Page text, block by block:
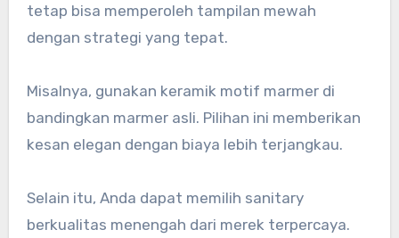
tetap bisa memperoleh tampilan mewah
dengan strategi yang tepat.
Misalnya, gunakan keramik motif marmer di
bandingkan marmer asli. Pilihan ini memberikan
kesan elegan dengan biaya lebih terjangkau.
Selain itu, Anda dapat memilih sanitary
berkualitas menengah dari merek terpercaya.